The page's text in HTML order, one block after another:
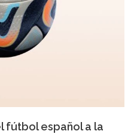
fútbol español a la